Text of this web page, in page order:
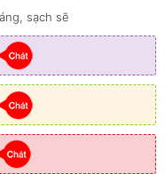
sạch sẽ
để bạn chọn lựa
lớp mút của ghế
mới ghế
phí dùng vào bảo